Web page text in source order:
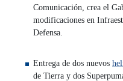
Comunicación, crea el
modificaciones en
Defensa.
Entrega de dos nuevos
de Tierra y dos